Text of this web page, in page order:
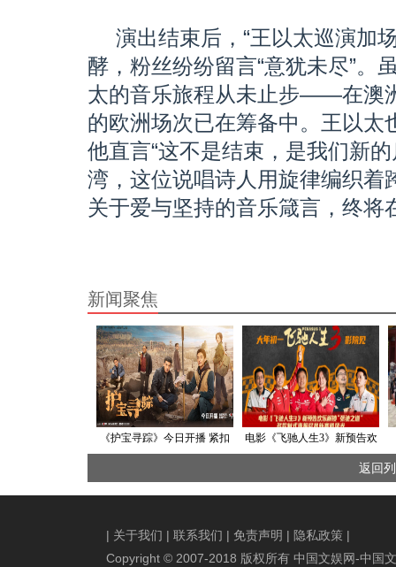
演出结束后，“王以太巡演加
酵，粉丝纷纷留言“意犹未尽”。
太的音乐旅程从未止步——在澳
的欧洲场次已在筹备中。王以太
他直言“这不是结束，是我们新
湾，这位说唱诗人用旋律编织着
关于爱与坚持的音乐箴言，终将
新闻聚焦
《护宝寻踪》今日开播 紧扣
电影《飞驰人生3》新预告欢
乐解锁“张驰之道” 多款制式
海报尽显新赛道风光
返回
| 关于我们 | 联系我们 | 免责声明 | 隐私政策 |
Copyright © 2007-2018 版权所有 中国文娱网-中国